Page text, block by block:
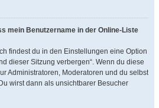
mein Benutzername in der Online-Liste
findest du in den Einstellungen eine Option
dieser Sitzung verbergen“. Wenn du diese
Administratoren, Moderatoren und du selbst
wirst dann als unsichtbarer Besucher